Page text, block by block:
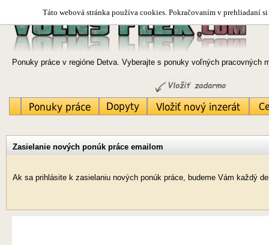
Táto webová stránka používa cookies. Pokračovaním v prehliadaní
Ponuky práce v regióne Detva. Vyberajte s ponuky voľných
Zasielanie nových ponúk práce emailom
Ak sa prihlásite k zasielaniu nových ponúk práce, budeme Vám každý